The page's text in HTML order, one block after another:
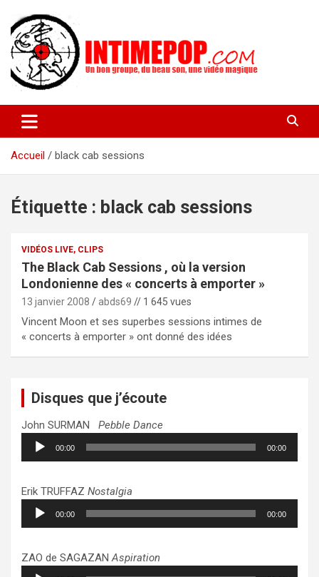
contenu
intimepop.com
actuelles pop rock, post-rock, indé sur Lyon. rock pop concert
lyon
Accueil
black cab sessions
Étiquette : black cab sessions
VIDÉOS LIVE, CLIPS
The Black Cab Sessions , où la version
Londonienne des « concerts à emporter »
13 janvier 2008 abds69 // 1 645 vues
Vincent Moon et ses superbes sessions intimes de
« concerts à emporter » ont donné des idées
Disques que j’écoute
John SURMAN Pebble Dance
Lecteur
audio
00:00 00:00
Erik TRUFFAZ Nostalgia
Lecteur
audio
00:00 00:00
ZAO de SAGAZANAspiration
Lecteur